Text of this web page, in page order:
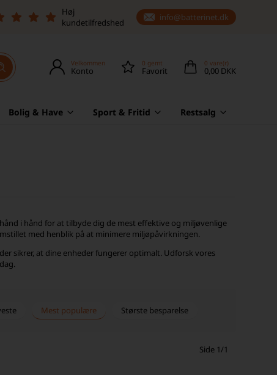
Høj
kundetilfredshed
info@batterinet.dk
Velkommen
Konto
0 gemt
Favorit
0 vare(r)
0,00 DKK
Bolig & Have Sport & Fritid Restsalg
i hånd for at tilbyde dig de mest effektive og miljøvenlige
med henblik på at minimere miljøpåvirkningen.
sikrer, at dine enheder fungerer optimalt. Udforsk vores
Mest populære Største besparelse
Side 1/1